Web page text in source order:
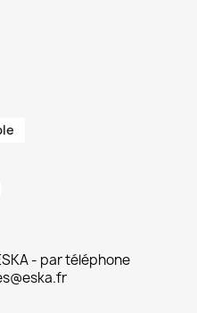
- par téléphone